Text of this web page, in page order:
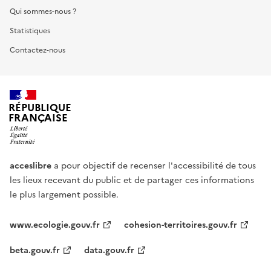
Qui sommes-nous ?
Statistiques
Contactez-nous
RÉPUBLIQUE
FRANÇAISE
acceslibre a pour objectif de recenser l'accessibilité de tous
les lieux recevant du public et de partager ces informations
le plus largement possible.
www.ecologie.gouv.fr
cohesion-territoires.gouv.fr
beta.gouv.fr
data.gouv.fr